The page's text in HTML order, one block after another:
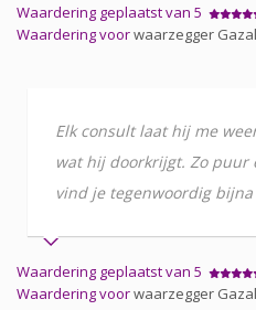
Waardering geplaatst van 5
Waardering voorwaarzegger
Elk consult laat hij me
wat hij doorkrijgt. Zo puur
vind je tegenwoordig
Waardering geplaatst van 5
Waardering voorwaarzegger